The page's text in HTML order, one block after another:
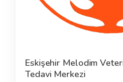
Eskişehir Melodim
Tedavi Merkezi